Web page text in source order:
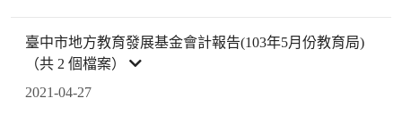
臺中市地方教育發展基金會計報告(103年5月份教育局)
（共 2 個檔案）
2021-04-27